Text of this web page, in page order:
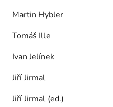
Martin Hybler
Tomáš Ille
Ivan Jelínek
Jiří Jirmal
Jiří Jirmal (ed.)